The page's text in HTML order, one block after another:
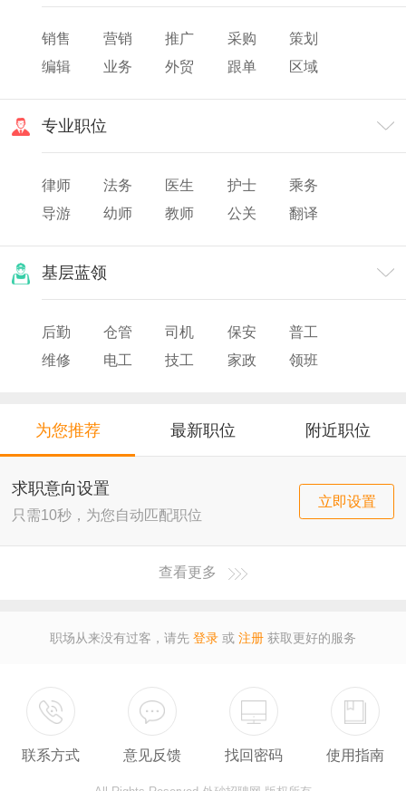
销售 营销 推广 采购
策划
编辑
业务 外贸 跟单
区域
专业职位
律师 法务 医生 护士
乘务
导游
幼师 教师 公关
翻译
基层蓝领
后勤 仓管 司机 保安
普工
维修
电工 技工 家政
领班
为您推荐 最新职位 附近职位
求职意向设置
只需10秒，为您自动匹配职位
立即设置
查看更多
职场从来没有过客，请先 登录 或 注册 获取更好的服务
联系方式 意见反馈 找回密码 使用指南